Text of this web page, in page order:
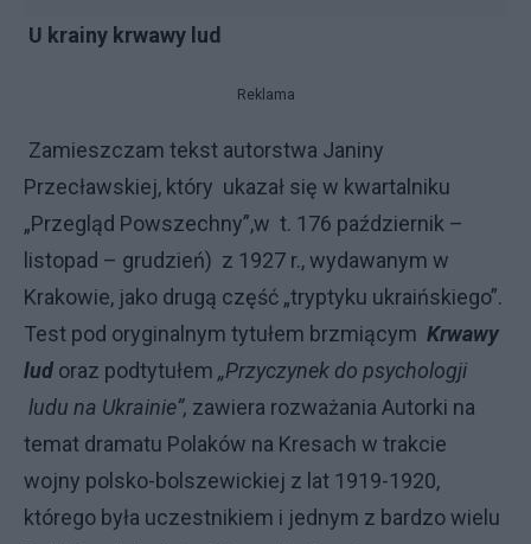
U krainy krwawy lud
Reklama
Zamieszczam tekst autorstwa Janiny
Przecławskiej, który ukazał się w kwartalniku
„Przegląd Powszechny”,w t. 176 październik –
listopad – grudzień) z 1927 r., wydawanym w
Krakowie, jako drugą część „tryptyku ukraińskiego”.
Test pod oryginalnym tytułem brzmiącym Krwawy
lud oraz podtytułem „Przyczynek do psychologji
ludu na Ukrainie”, zawiera rozważania Autorki na
temat dramatu Polaków na Kresach w trakcie
wojny polsko-bolszewickiej z lat 1919-1920,
którego była uczestnikiem i jednym z bardzo wielu